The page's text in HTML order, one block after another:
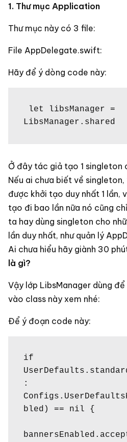
1. Thư mục Application
Thư mục này có 3 file:
File AppDelegate.swift:
Hãy để ý dòng code này:
LibsManager.shared
Ở đây tác giả tạo 1 singleton
Nếu ai chưa biết về singleton,
được khởi tạo duy nhất 1 lần,
tạo đi bao lần nữa nó cũng
ta hay dùng singleton cho
lần duy nhất, như quản lý
Ai chưa hiểu hãy giành 30
là gì?
Vậy lớp LibsManager dùng
vào class này xem nhé:
Để ý đoạn code này:
if
:
bled) == nil {